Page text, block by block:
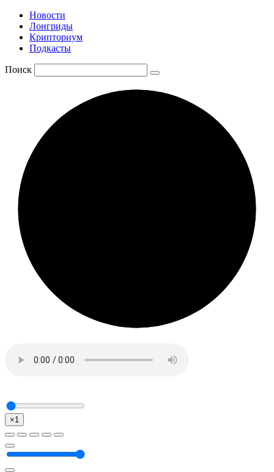
Новости
Лонгриды
Крипториум
Подкасты
Поиск
×1